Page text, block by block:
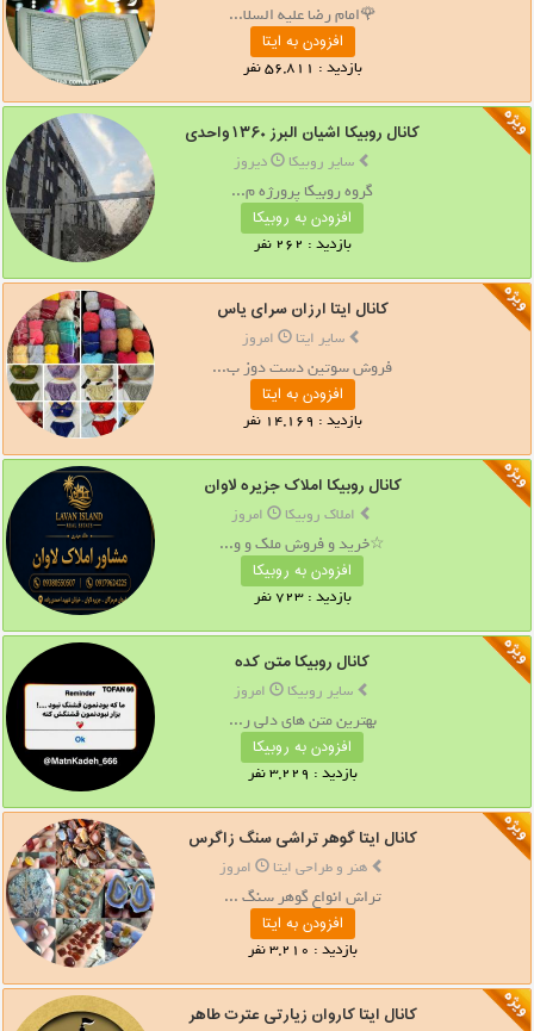
🌹امام رضا علیه السلا...
افزودن به ایتا
بازدید : 56,811 نفر
کانال روبیکا اشیان البرز ۱۳۶۰ واحدی
سایر روبیکا دیروز
گروه روبیکا پرورژه م...
افزودن به روبیکا
بازدید : 262 نفر
کانال ایتا ارزان سرای یاس
سایر ایتا امروز
فروش سوتین دست دوز ب...
افزودن به ایتا
بازدید : 14,169 نفر
کانال روبیکا املاک جزیره لاوان
املاک روبیکا امروز
☆خرید و فروش ملک و و...
افزودن به روبیکا
بازدید : 723 نفر
کانال روبیکا متن کده
سایر روبیکا امروز
بهترین متن های دلی ر...
افزودن به روبیکا
بازدید : 3,229 نفر
کانال ایتا گوهر تراشی سنگ زاگرس
هنر و طراحی ایتا امروز
تراش انواع گوهر سنگ ...
افزودن به ایتا
بازدید : 3,210 نفر
کانال ایتا کاروان زیارتی عترت طاهر